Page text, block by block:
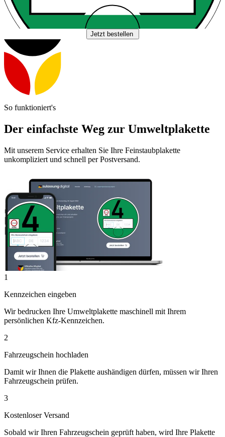
Jetzt bestellen
So funktioniert's
Der einfachste Weg zur Umweltplakette
Mit unserem Service erhalten Sie Ihre Feinstaubplakette
unkompliziert und schnell per Postversand.
1
Kennzeichen eingeben
Wir bedrucken Ihre Umweltplakette maschinell mit Ihrem
persönlichen Kfz-Kennzeichen.
2
Fahrzeugschein hochladen
Damit wir Ihnen die Plakette aushändigen dürfen, müssen wir Ihren
Fahrzeugschein prüfen.
3
Kostenloser Versand
Sobald wir Ihren Fahrzeugschein geprüft haben, wird Ihre Plakette